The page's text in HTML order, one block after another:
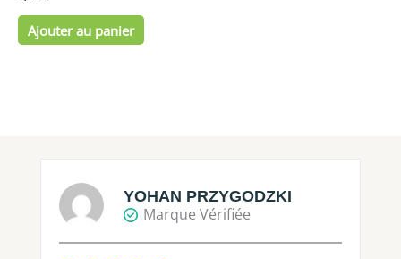
Ajouter au panier
YOHAN PRZYGODZKI
Marque Vérifiée